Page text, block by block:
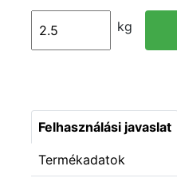
kg
Felhasználási javaslat
Termékadatok